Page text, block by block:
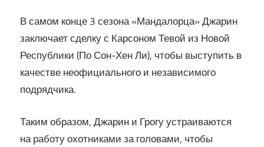
В самом конце 3 сезона «Мандалорца» Джарин
заключает сделку с Карсоном Тевой из Новой
Республики (По Сон-Хен Ли), чтобы выступить в
качестве неофициального и независимого
подрядчика.
Таким образом, Джарин и Грогу устраиваются
на работу охотниками за головами, чтобы